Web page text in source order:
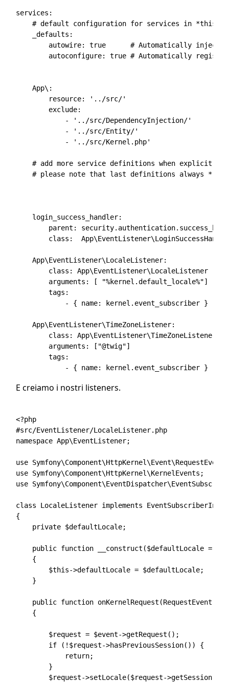
services:
# default configuration for services in *this*
    _defaults:
autowire: true      # Automatically injects
autoconfigure: true # Automatically
    App\:
        resource: '../src/'
        exclude:
            - '../src/DependencyInjection/'
            - '../src/Entity/'
            - '../src/Kernel.php'
# add more service definitions when explicit
# please note that last definitions always
    login_success_handler:
parent:
class:
    App\EventListener\LocaleListener:
        class: App\EventListener\LocaleListener
        arguments: [ "%kernel.default_locale%"]
        tags:
            - { name: kernel.event_subscriber }
    App\EventListener\TimeZoneListener:
        class: App\EventListener\TimeZoneListener
        arguments: ["@twig"]
        tags:
E creiamo i nostri listeners.
<?php
#src/EventListener/LocaleListener.php
namespace App\EventListener;
use Symfony\Component\HttpKernel\Event\RequestEvent;
use Symfony\Component\HttpKernel\KernelEvents;
use
class LocaleListener implements
{
    private $defaultLocale;
public function __construct($defaultLocale =
    {
        $this->defaultLocale = $defaultLocale;
    }
public function onKernelRequest(RequestEvent
    {
        $request = $event->getRequest();
        if (!$request->hasPreviousSession()) {
            return;
        }
$request->setLocale($request-